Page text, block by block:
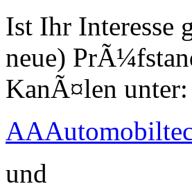
Ist Ihr Interesse
neue)
KanÃ¤len unter:
und